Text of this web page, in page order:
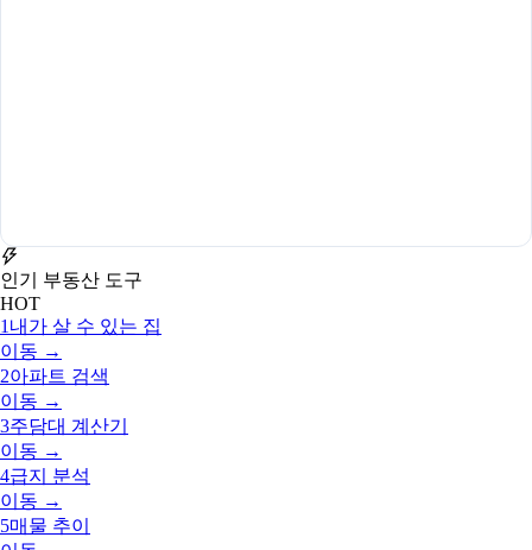
인기 부동산 도구
HOT
1 내가 살 수 있는 집
이동 →
2아파트 검색
이동 →
3주담대 계산기
이동 →
4급지 분석
이동 →
5매물 추이